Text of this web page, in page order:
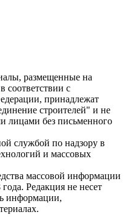
размещенные на
соответствии с
принадлежат
строителей" и не
лицами без письменного
службой по надзору в
и массовых
массовой информации
Редакция не несет
информации,